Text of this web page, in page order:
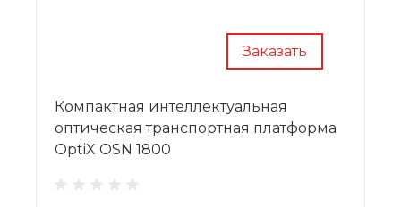
Заказать
Компактная интеллектуальная
оптическая транспортная платформа
OptiX OSN 1800